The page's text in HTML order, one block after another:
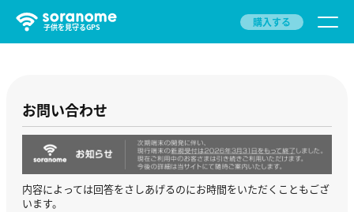
子供を見守るGPS 購入する
お問い合わせ
内容によっては回答をさしあげるのにお時間をいただくこともござ
います。